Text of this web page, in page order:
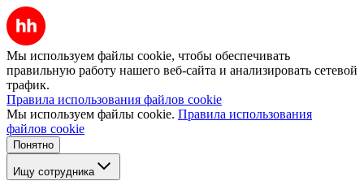
Мы используем файлы cookie, чтобы обеспечивать
правильную работу нашего веб-сайта и анализировать сетевой
трафик.
Правила использования файлов cookie
Мы используем файлы cookie. Правила использования
файлов cookie
Понятно
Ищу сотрудника